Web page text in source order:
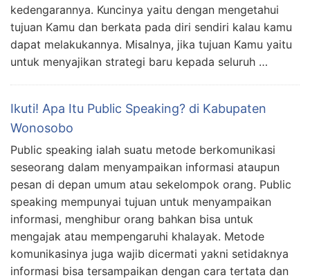
kedengarannya. Kuncinya yaitu dengan mengetahui
tujuan Kamu dan berkata pada diri sendiri kalau kamu
dapat melakukannya. Misalnya, jika tujuan Kamu yaitu
untuk menyajikan strategi baru kepada seluruh …
Ikuti! Apa Itu Public Speaking? di Kabupaten
Wonosobo
Public speaking ialah suatu metode berkomunikasi
seseorang dalam menyampaikan informasi ataupun
pesan di depan umum atau sekelompok orang. Public
speaking mempunyai tujuan untuk menyampaikan
informasi, menghibur orang bahkan bisa untuk
mengajak atau mempengaruhi khalayak. Metode
komunikasinya juga wajib dicermati yakni setidaknya
informasi bisa tersampaikan dengan cara tertata dan